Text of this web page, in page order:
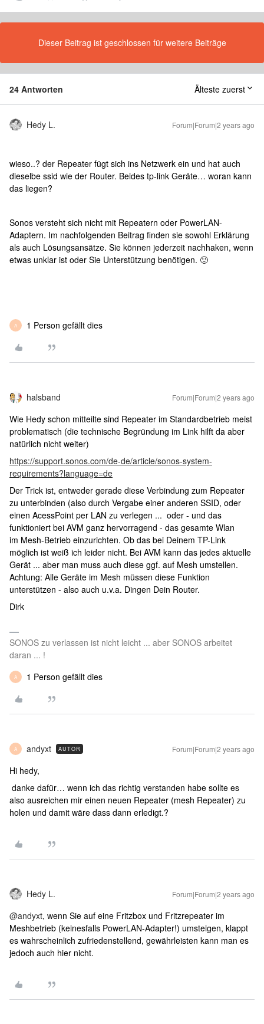
Dieser Beitrag ist geschlossen für weitere Beiträge
24 Antworten Älteste zuerst
Hedy L. Forum|Forum|2 years ago
wieso..? der Repeater fügt sich ins Netzwerk ein und hat auch
dieselbe ssid wie der Router. Beides tp-link Geräte… woran kann
das liegen?
Sonos versteht sich nicht mit Repeatern oder PowerLAN-
Adaptern. Im nachfolgenden Beitrag finden sie sowohl Erklärung
als auch Lösungsansätze. Sie können jederzeit nachhaken, wenn
etwas unklar ist oder Sie Unterstützung benötigen. 🙂
A 1 Person gefällt dies
halsband Forum|Forum|2 years ago
Wie Hedy schon mitteilte sind Repeater im Standardbetrieb meist
problematisch (die technische Begründung im Link hilft da aber
natürlich nicht weiter)
https://support.sonos.com/de-de/article/sonos-system-
requirements?language=de
Der Trick ist, entweder gerade diese Verbindung zum Repeater
zu unterbinden (also durch Vergabe einer anderen SSID, oder
einen AcessPoint per LAN zu verlegen ... oder - und das
funktioniert bei AVM ganz hervorragend - das gesamte Wlan
im Mesh-Betrieb einzurichten. Ob das bei Deinem TP-Link
möglich ist weiß ich leider nicht. Bei AVM kann das jedes aktuelle
Gerät ... aber man muss auch diese ggf. auf Mesh umstellen.
Achtung: Alle Geräte im Mesh müssen diese Funktion
unterstützen - also auch u.v.a. Dingen Dein Router.
Dirk
SONOS zu verlassen ist nicht leicht ... aber SONOS arbeitet
daran ... !
A 1 Person gefällt dies
A andyxt AUTOR Forum|Forum|2 years ago
Hi hedy,
danke dafür… wenn ich das richtig verstanden habe sollte es
also ausreichen mir einen neuen Repeater (mesh Repeater) zu
holen und damit wäre dass dann erledigt.?
Hedy L. Forum|Forum|2 years ago
@andyxt, wenn Sie auf eine Fritzbox und Fritzrepeater im
Meshbetrieb (keinesfalls PowerLAN-Adapter!) umsteigen, klappt
es wahrscheinlich zufriedenstellend, gewährleisten kann man es
jedoch auch hier nicht.